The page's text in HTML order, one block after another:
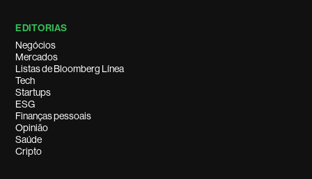
EDITORIAS
Negócios
Mercados
Listas de Bloomberg Línea
Tech
Startups
ESG
Finanças pessoais
Opinião
Saúde
Cripto